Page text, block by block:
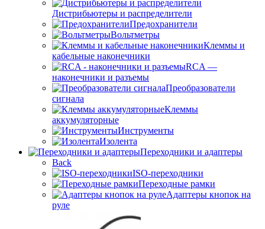
Дистрибьютеры и распределители
Предохранители
Вольтметры
Клеммы и
кабельные наконечники
RCA —
наконечники и разъемы
Преобразователи
сигнала
Клеммы
аккумуляторные
Инструменты
Изолента
Переходники и адаптеры
Back
ISO-переходники
Переходные рамки
Адаптеры кнопок на
руле